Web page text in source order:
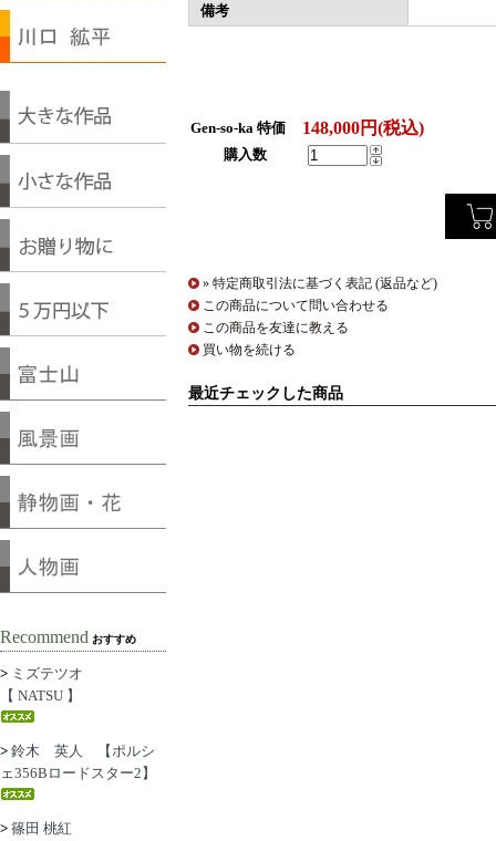
備考
Gen-so-ka 特価 148,000円(税込)
購入数
» 特定商取引法に基づく表記 (返品など)
この商品について問い合わせる
この商品を友達に教える
買い物を続ける
最近チェックした商品
Recommend おすすめ
> ミズテツオ
【 NATSU 】
> 鈴木 英人 【ポルシ
ェ356Bロードスター2】
> 篠田 桃紅